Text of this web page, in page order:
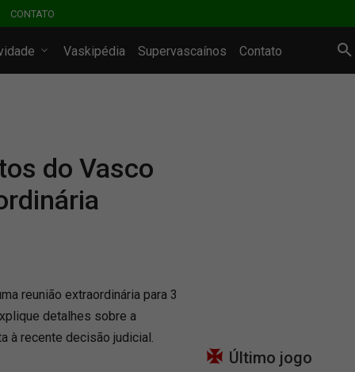
CONTATO
Vaskipédia Supervascaínos Contato
do Vasco
reunião extraordinária para 3
detalhes sobre a
à recente decisão judicial.
Último jogo